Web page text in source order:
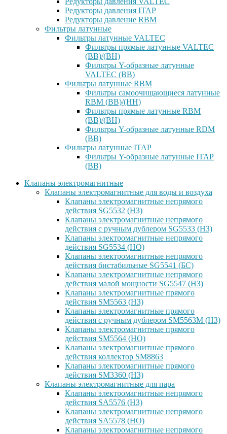
Редукторы давления ITAP
Редукторы давление RBM
Фильтры латунные
Фильтры латунные VALTEC
Фильтры прямые латунные VALTEC
(ВВ)/(ВН)
Фильтры Y-образные латунные
VALTEC (ВВ)
Фильтры латунные RBM
Фильтры самоочищающиеся латунные
RBM (ВВ)/(НН)
Фильтры прямые латунные RBM
(ВВ)/(ВН)
Фильтры Y-образные латунные RDM
(ВВ)
Фильтры латунные ITAP
Фильтры Y-образные латунные ITAP
(ВВ)
Клапаны электромагнитные
Клапаны электромагнитные для воды и воздуха
Клапаны электромагнитные непрямого
действия SG5532 (НЗ)
Клапаны электромагнитные непрямого
действия с ручным дублером SG5533 (НЗ)
Клапаны электромагнитные непрямого
действия SG5534 (НО)
Клапаны электромагнитные непрямого
действия бистабильные SG5541 (БС)
Клапаны электромагнитные непрямого
действия малой мощности SG5547 (НЗ)
Клапаны электромагнитные прямого
действия SM5563 (НЗ)
Клапаны электромагнитные прямого
действия с ручным дублером SM5563M (НЗ)
Клапаны электромагнитные прямого
действия SM5564 (НО)
Клапаны электромагнитные прямого
дейcтвия коллектор SM8863
Клапаны электромагнитные прямого
действия SM3360 (НЗ)
Клапаны электромагнитные для пара
Клапаны электромагнитные непрямого
действия SA5576 (НЗ)
Клапаны электромагнитные непрямого
действия SA5578 (НО)
Клапаны электромагнитные непрямого